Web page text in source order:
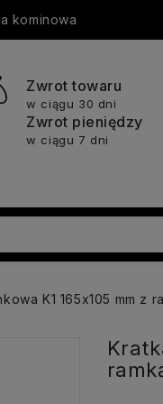
kominowa
Zwrot towaru
w ciągu 30 dni
Zwrot pieniędzy
w ciągu 7 dni
K1 165x105 mm z